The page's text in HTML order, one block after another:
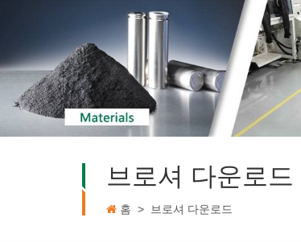
브로셔 다운로드
홈 > 브로셔 다운로드